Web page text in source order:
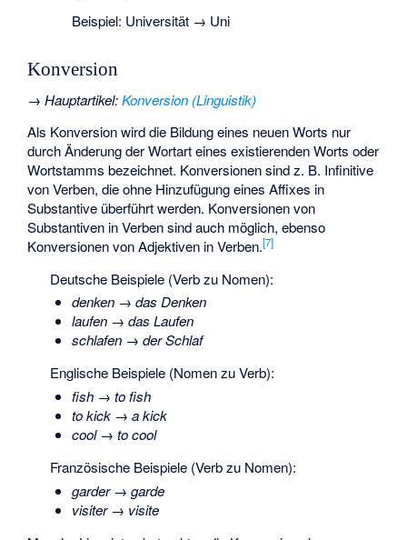
Beispiel: Universität → Uni
Konversion
→Hauptartikel:Konversion (Linguistik)
Als Konversion wird die Bildung eines neuen Worts nur
durch Änderung der Wortart eines existierenden Worts oder
Wortstamms bezeichnet. Konversionen sind z. B. Infinitive
von Verben, die ohne Hinzufügung eines Affixes in
Substantive überführt werden. Konversionen von
Substantiven in Verben sind auch möglich, ebenso
Konversionen von Adjektiven in Verben.[7]
Deutsche Beispiele (Verb zu Nomen):
denken →das Denken
laufen →das Laufen
schlafen →der Schlaf
Englische Beispiele (Nomen zu Verb):
fish →to fish
to kick →a kick
cool→to cool
Französische Beispiele (Verb zu Nomen):
garder→garde
visiter→ visite